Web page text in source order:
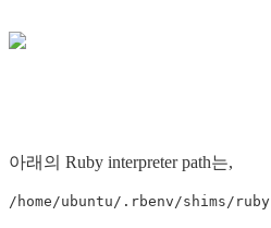
아래의 Ruby interpreter path는,
/home/ubuntu/.rbenv/shims/ruby